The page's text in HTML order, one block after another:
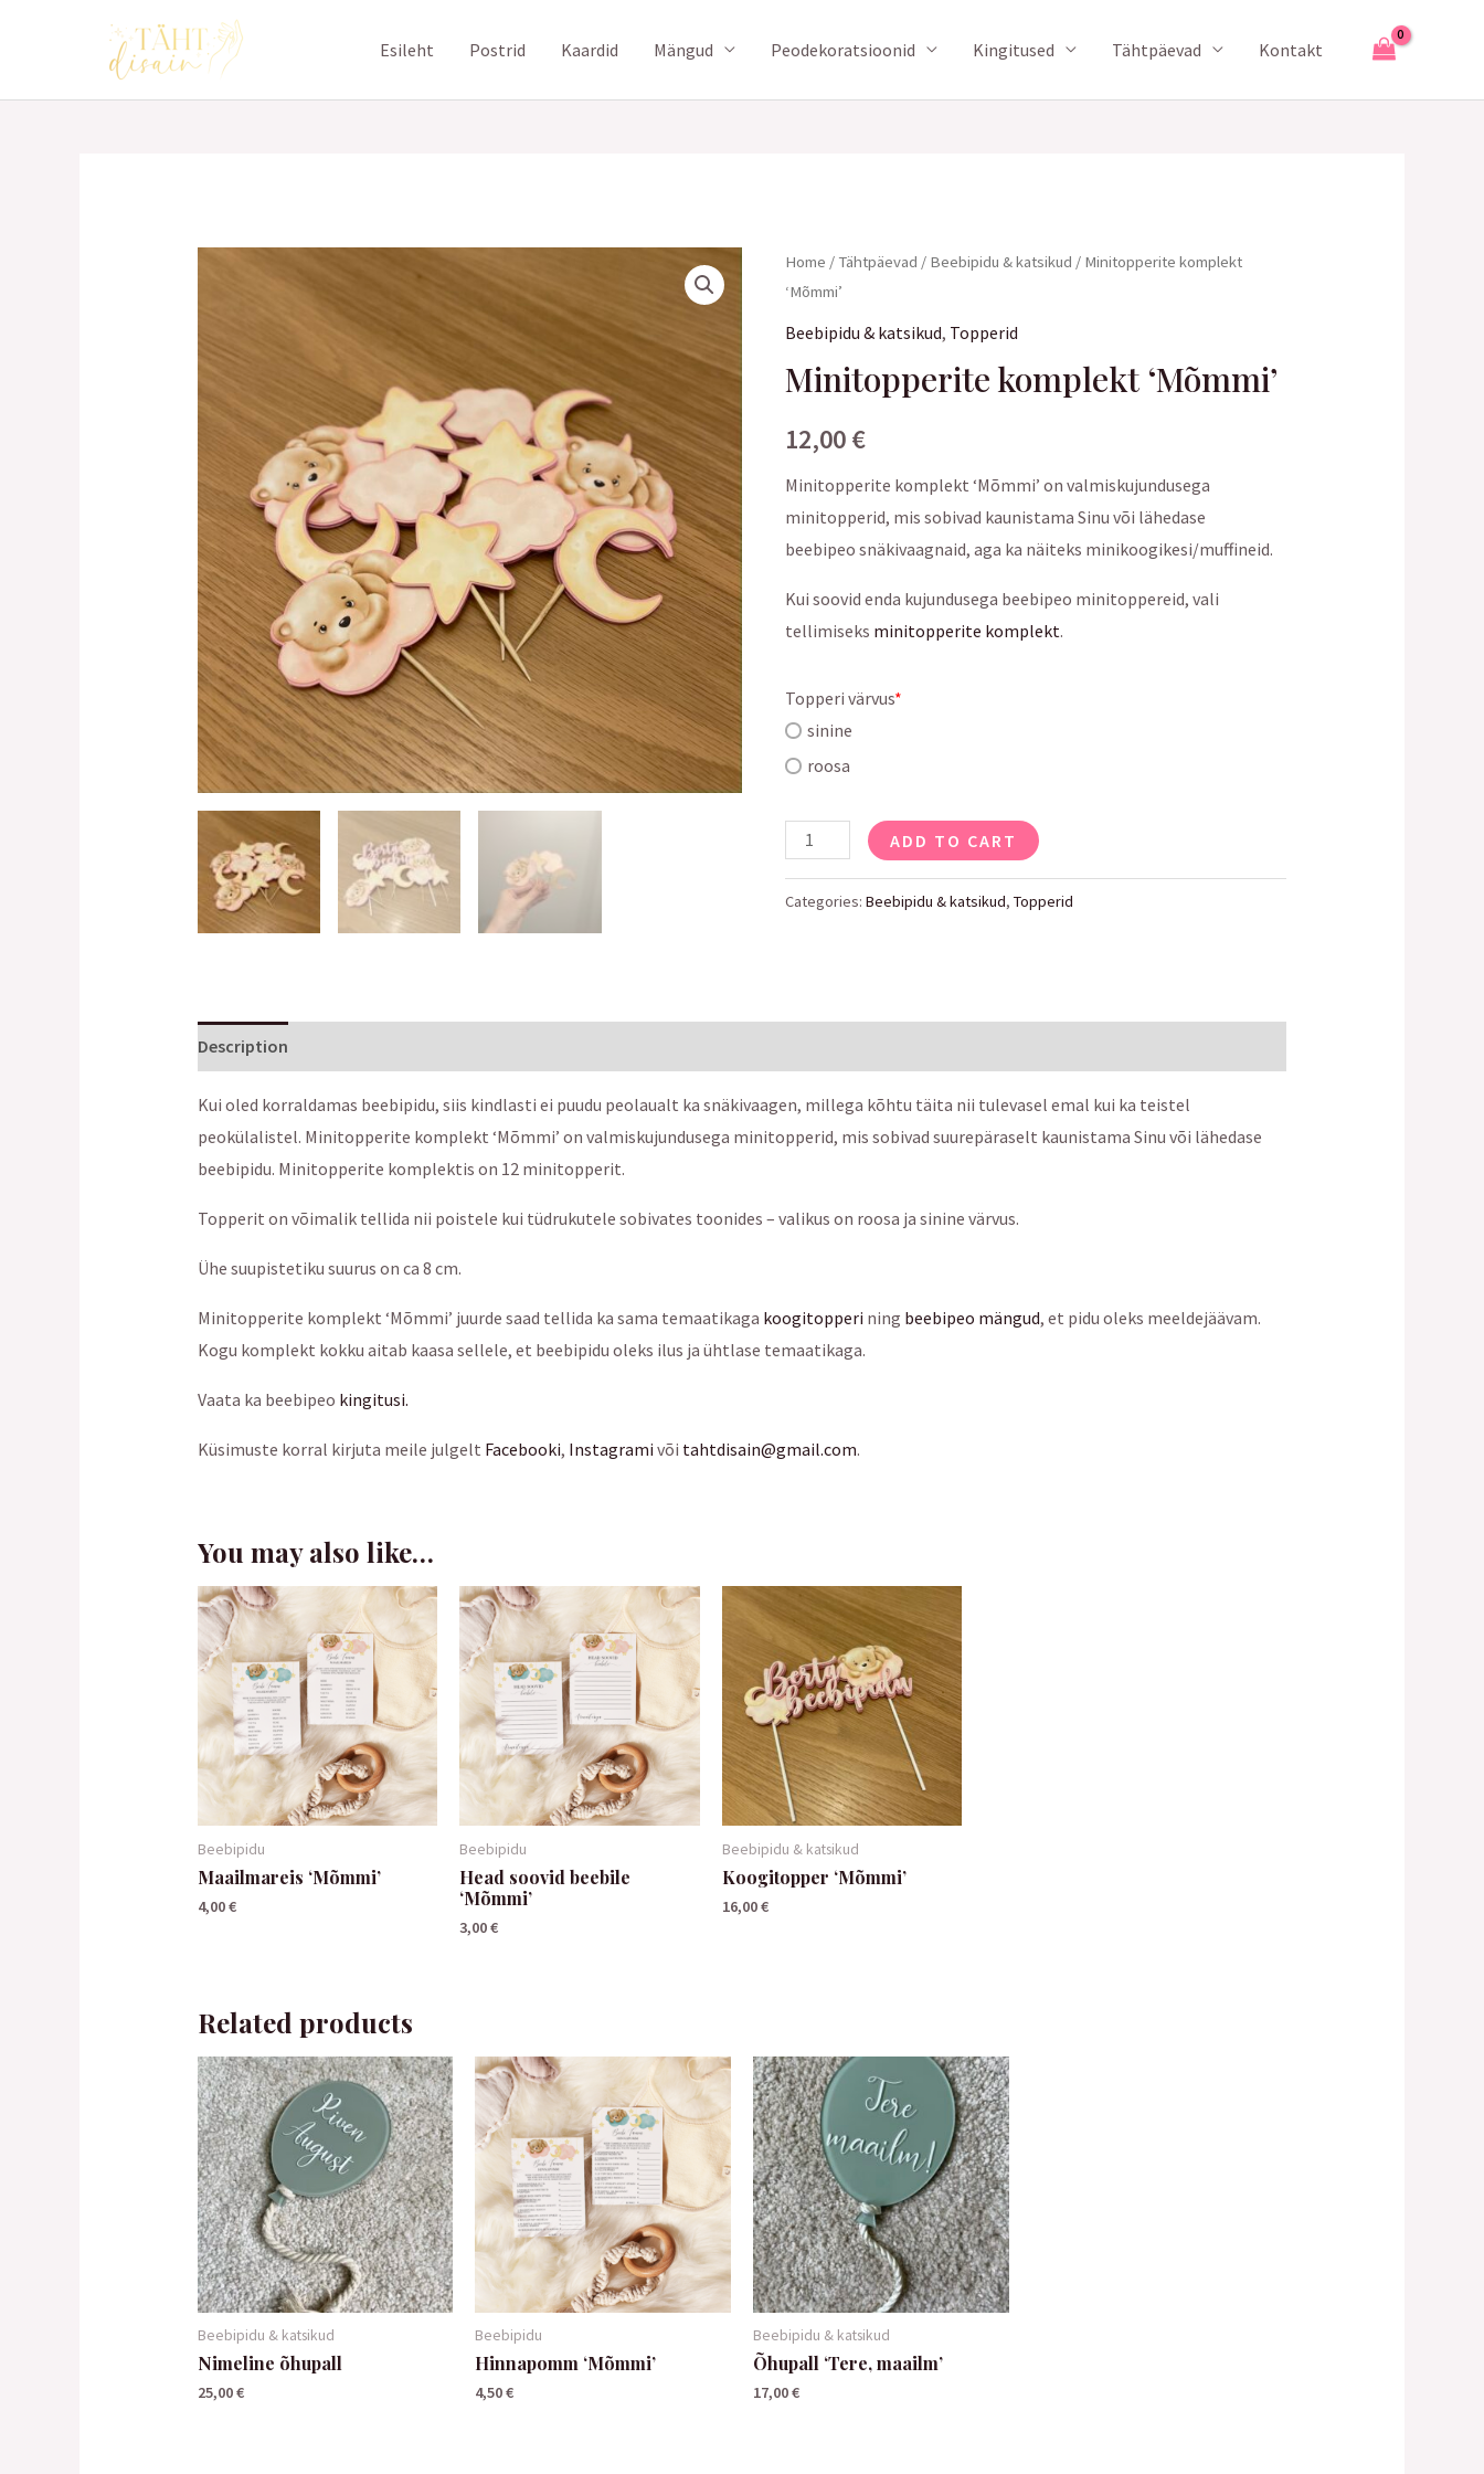
Esileht Postrid Kaardid Mängud Peodekoratsioonid Kingitused Tähtpäevad Kontakt
Home / Tähtpäevad / Beebipidu & katsikud / Minitopperite komplekt
‘Mõmmi’
Beebipidu & katsikud, Topperid
Minitopperite komplekt ‘Mõmmi’
12,00€
Minitopperite komplekt ‘Mõmmi’ on valmiskujundusega
minitopperid, mis sobivad kaunistama Sinu või lähedase
beebipeo snäkivaagnaid, aga ka näiteks minikoogikesi/muffineid.
Kui soovid enda kujundusega beebipeo minitoppereid, vali
tellimiseks minitopperite komplekt.
Topperi värvus*
sinine
roosa
Minitopperite
komplekt
'Mõmmi'
ADD TO CART
Categories:Beebipidu & katsikud,Topperid
Description
Kui oled korraldamas beebipidu, siis kindlasti ei puudu peolaualt ka snäkivaagen, millega kõhtu täita nii tulevasel emal kui ka teistel
peokülalistel. Minitopperite komplekt ‘Mõmmi’ on valmiskujundusega minitopperid, mis sobivad suurepäraselt kaunistama Sinu või lähedase
beebipidu. Minitopperite komplektis on 12 minitopperit.
Topperit on võimalik tellida nii poistele kui tüdrukutele sobivates toonides – valikus on roosa ja sinine värvus.
Ühe suupistetiku suurus on ca 8 cm.
Minitopperite komplekt ‘Mõmmi’ juurde saad tellida ka sama temaatikaga koogitopperi ning beebipeo mängud, et pidu oleks meeldejäävam.
Kogu komplekt kokku aitab kaasa sellele, et beebipidu oleks ilus ja ühtlase temaatikaga.
Vaata ka beebipeo kingitusi.
Küsimuste korral kirjuta meile julgelt Facebooki, Instagrami või tahtdisain@gmail.com.
You may also like…
Beebipidu
Maailmareis ‘Mõmmi’
4,00€
Beebipidu
Head soovid beebile
‘Mõmmi’
3,00€
Beebipidu & katsikud
Koogitopper ‘Mõmmi’
16,00€
Related products
Beebipidu & katsikud
Nimeline õhupall
25,00€
Beebipidu
Hinnapomm ‘Mõmmi’
4,50€
Beebipidu & katsikud
Õhupall ‘Tere, maailm’
17,00€